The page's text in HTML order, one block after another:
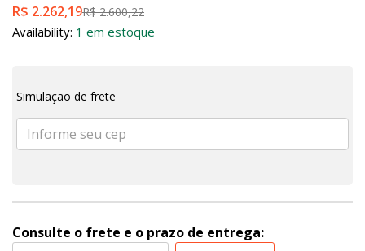
R$ 2.262,19R$2.600,22
Availability: 1 em estoque
Simulação de frete
Consulte o frete e o prazo de entrega: